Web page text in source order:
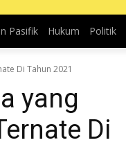
Pasifik Hukum Politik
Di Tahun 2021
yang
Di